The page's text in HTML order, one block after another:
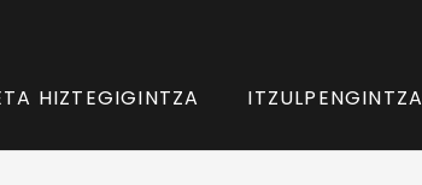
HIZTEGIGINTZA ITZULPENGINTZA